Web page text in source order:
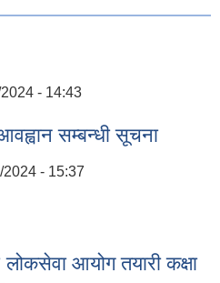
- 14:43
सम्बन्धी सूचना
2024 - 15:37
आयोग तयारी कक्षा